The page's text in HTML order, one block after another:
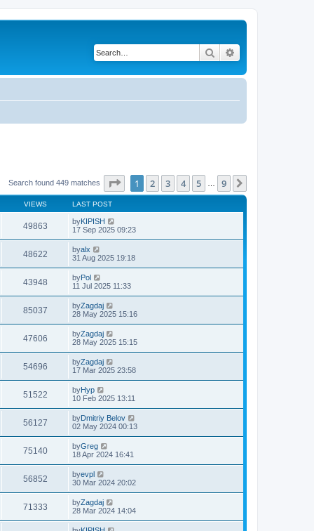
Search
Search found 449 matches Page of 9
1 2 3 4 5 9
VIEWS LAST POST
49863 byKIPISH
17 Sep 2025 09:23
48622 byalx
31 Aug 2025 19:18
43948 byPol
11 Jul 2025 11:33
85037 byZagdaj
28 May 2025 15:16
47606 byZagdaj
28 May 2025 15:15
54696 byZagdaj
17 Mar 2025 23:58
51522 byНур
10 Feb 2025 13:11
56127 byDmitriy Belov
02 May 2024 00:13
75140 byGreg
18 Apr 2024 16:41
56852 byevpl
30 Mar 2024 20:02
71333 byZagdaj
28 Mar 2024 14:04